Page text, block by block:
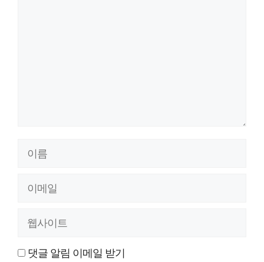
이 댓글 알림 이메일 받기